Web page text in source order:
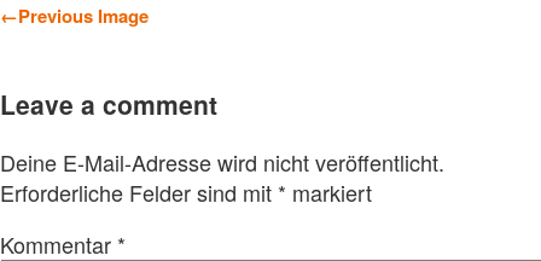
←Previous Image
Leave a comment
Deine E-Mail-Adresse wird nicht veröffentlicht.
Erforderliche Felder sind mit * markiert
Kommentar *